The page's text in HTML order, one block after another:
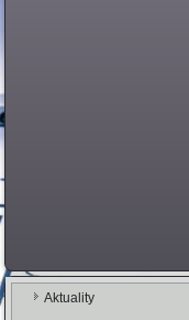
Aktuality